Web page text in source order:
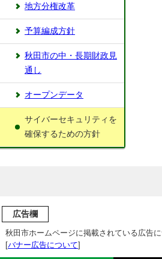
地方分権改革
予算編成方針
秋田市の中・長期財政見
通し
オープンデータ
サイバーセキュリティを
確保するための方針
広告欄
秋田市ホームページに掲載されている広告
[バナー広告について]